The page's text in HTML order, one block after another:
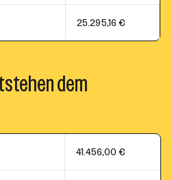
25.295,16 €
dem
41.456,00 €